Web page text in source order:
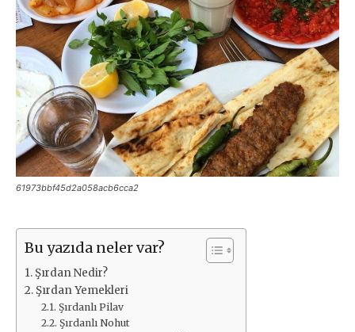
61973bbf45d2a058acb6cca2
Bu yazıda neler var?
Şırdan Nedir?
Şırdan Yemekleri
Şırdanlı Pilav
Şırdanlı Nohut